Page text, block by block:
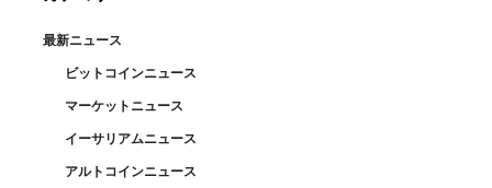
最新ニュース
ビットコインニュース
マーケットニュース
イーサリアムニュース
アルトコインニュース